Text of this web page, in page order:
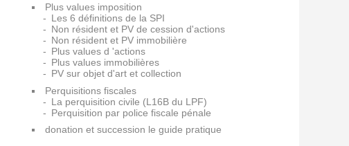
Plus values imposition
Les 6 définitions de la SPI
Non résident et PV de cession d'actions
Non résident et PV immobilière
Plus values d 'actions
Plus values immobilières
PV sur objet d'art et collection
Perquisitions fiscales
La perquisition civile (L16B du LPF)
Perquisition par police fiscale pénale
donation et succession le guide pratique